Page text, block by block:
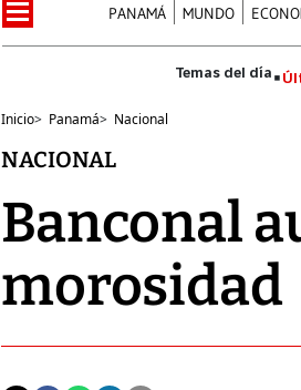
PANAMÁ MUNDO
Inicio> Panamá> Nacional
NACIONAL
Banconal
morosidad